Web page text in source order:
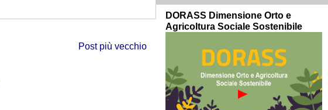
Post più vecchio
DORASS Dimensione Orto e
Agricoltura Sociale Sostenibile